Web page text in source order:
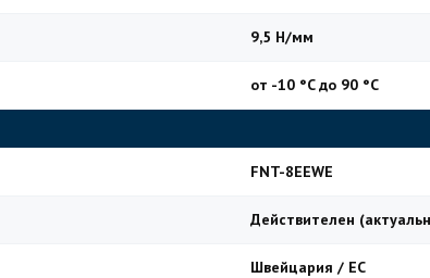
9,5 Н/мм
от -10 °C до 90 °C
FNT-8EEWE
Действителен
Швейцария / ЕС